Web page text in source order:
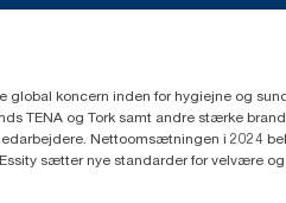
global koncern inden for hygiejne og
TENA og Tork samt andre stærke
Nettoomsætningen i 2024
sætter nye standarder for velvære